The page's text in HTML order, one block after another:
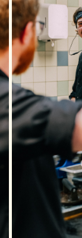
3.
Dus
voor
en
de
Bij Moeke
wordt
haar mensen,
Hier werk je
waar je kunt